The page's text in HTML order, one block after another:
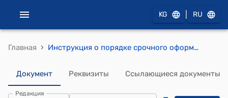
KG RU
Главная › Инструкция о порядке срочного оформления, изготовления, учета и выдачи паспорта гражданина Кыргызской Республики на добровольной платной основеУтверждена приказом Министерства внутренних дел Кыргызской Республики от 11 апреля 2006 г. №215 Государственного агентства информационных ресурсов и технологий при Правительстве Кыргызской Республики от 3 апреля 2006 года № 13/п Министерства транспорта коммуникаций Кыргызской Республики от 6 апреля 2006 года № 120)
Документ Реквизиты Ссылающиеся документы
Редакция